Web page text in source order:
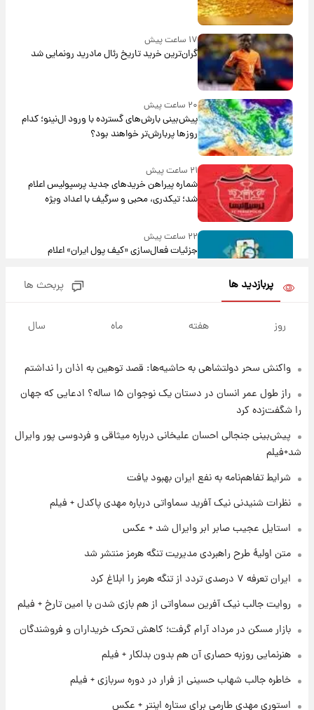
۱۷ ساعت پیش
گران‌ترین خرید تاریخ رئال مادرید رونمایی شد
۲۰ ساعت پیش
پیش‌بینی بارش‌های گسترده با ورود ال‌نینو؛ کدام
روزها پربارش‌تر خواهند بود؟
۲۱ ساعت پیش
شماره پیراهن خریدهای جدید پرسپولیس اعلام
شد؛ تیکدری، محبی و سرگیف با اعداد ویژه
۲۲ ساعت پیش
جزئیات فعال‌سازی «کیف پول ایران» اعلام
امروز پنجشنبه ۱۵ مرداد ۱۴۰۵ +جدول
۱ روز پیش
۱ روز پیش
۱ روز پیش
شرایط تازه فروش اقساطی سایپا اعلام شد؛
شاهین، کوییک، اطلس، سهند و ساینا با اقساط
سیگنال‌های جدید برای بازار طلا؛ پیش‌بینی
۱ روز پیش
پربازدید ها پربحث ها
روز هفته ماه سال
واکنش سحر دولتشاهی به حاشیه‌ها: قصد توهین به اذان را نداشتم
راز طول عمر انسان در دستان یک نوجوان ۱۵ ساله؟ ادعایی که جهان
را شگفت‌زده کرد
پیش‌بینی جنجالی احسان علیخانی درباره میثاقی و فردوسی پور وایرال
شد+فیلم
شرایط تفاهم‌نامه به نفع ایران بهبود یافت
نظرات شنیدنی نیک آفرید سماواتی درباره مهدی پاکدل + فیلم
استایل عجیب صابر ابر وایرال شد + عکس
متن اولیۀ طرح راهبردی مدیریت تنگه هرمز منتشر شد
ایران تعرفه ۷ درصدی تردد از تنگه هرمز را ابلاغ کرد
روایت جالب نیک آفرین سماواتی از هم بازی شدن با امین تارخ + فیلم
بازار مسکن در مرداد آرام گرفت؛ کاهش تحرک خریداران و فروشندگان
هنرنمایی روزبه حصاری آن هم بدون بدلکار + فیلم
خاطره جالب شهاب حسینی از فرار در دوره سربازی + فیلم
استوری مهدی طارمی برای ستاره اینتر + عکس